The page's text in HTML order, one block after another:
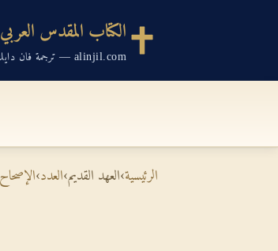
الكتاب المقدس العربي
alinjil.com — ترجمة فان دايك ١٨٦٥
الرئيسية›العهد القديم›العدد›الإصحاح 1